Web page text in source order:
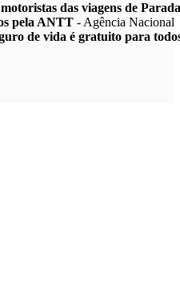
das viagens de Parada
pela ANTT - Agência Nacional
de vida é gratuito para